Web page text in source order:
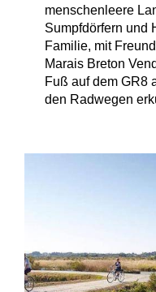
menschenleere
Sumpfdörfern und
Familie, mit
Marais Breton
Fuß auf dem GR8
den Radwegen